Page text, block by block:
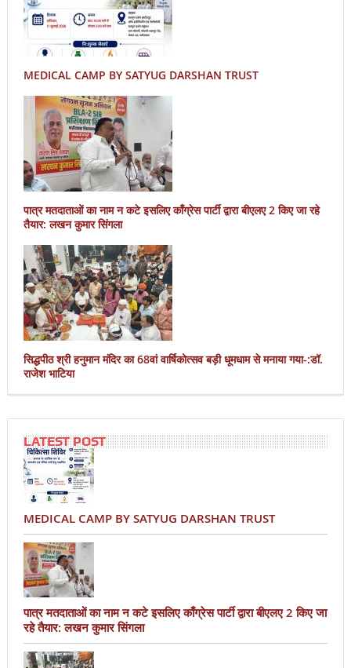
MEDICAL CAMP BY SATYUG DARSHAN TRUST
पात्र मतदाताओं का नाम न कटे इसलिए काँग्रेस पार्टी द्वारा बीएलए 2 किए जा रहे
तैयार: लखन कुमार सिंगला
सिद्धपीठ श्री हनुमान मंदिर का 68वां वार्षिकोत्सव बड़ी धूमधाम से मनाया गया-:डॉ.
राजेश भाटिया
LATEST POST
MEDICAL CAMP BY SATYUG DARSHAN TRUST
पात्र मतदाताओं का नाम न कटे इसलिए काँग्रेस पार्टी द्वारा बीएलए 2 किए जा
रहे तैयार: लखन कुमार सिंगला